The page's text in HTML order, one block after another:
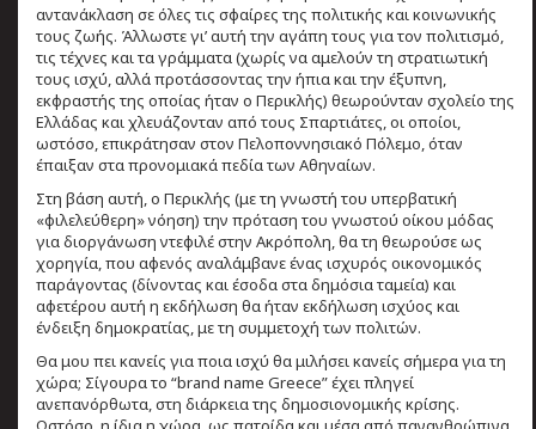
αντανάκλαση σε όλες τις σφαίρες της πολιτικής και κοινωνικής
τους ζωής. Άλλωστε γι’ αυτή την αγάπη τους για τον πολιτισμό,
τις τέχνες και τα γράμματα (χωρίς να αμελούν τη στρατιωτική
τους ισχύ, αλλά προτάσσοντας την ήπια και την έξυπνη,
εκφραστής της οποίας ήταν ο Περικλής) θεωρούνταν σχολείο της
Ελλάδας και χλευάζονταν από τους Σπαρτιάτες, οι οποίοι,
ωστόσο, επικράτησαν στον Πελοποννησιακό Πόλεμο, όταν
έπαιξαν στα προνομιακά πεδία των Αθηναίων.
Στη βάση αυτή, ο Περικλής (με τη γνωστή του υπερβατική
«φιλελεύθερη» νόηση) την πρόταση του γνωστού οίκου μόδας
για διοργάνωση ντεφιλέ στην Ακρόπολη, θα τη θεωρούσε ως
χορηγία, που αφενός αναλάμβανε ένας ισχυρός οικονομικός
παράγοντας (δίνοντας και έσοδα στα δημόσια ταμεία) και
αφετέρου αυτή η εκδήλωση θα ήταν εκδήλωση ισχύος και
ένδειξη δημοκρατίας, με τη συμμετοχή των πολιτών.
Θα μου πει κανείς για ποια ισχύ θα μιλήσει κανείς σήμερα για τη
χώρα; Σίγουρα το “brand name Greece” έχει πληγεί
ανεπανόρθωτα, στη διάρκεια της δημοσιονομικής κρίσης.